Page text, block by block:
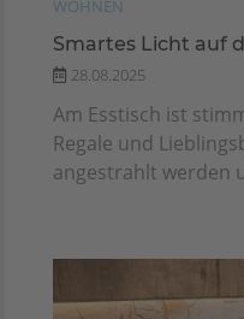
WOHNEN
Smartes Licht auf
28.08.2025
Am Esstisch ist
Regale und
angestrahlt werden